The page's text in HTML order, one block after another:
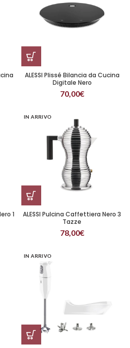
ALESSI Plissé Bilancia da Cucina
Digitale Nero
70,00€
1
IN ARRIVO
ALESSI Pulcina Caffettiera Nero 3
Tazze
78,00€
IN ARRIVO